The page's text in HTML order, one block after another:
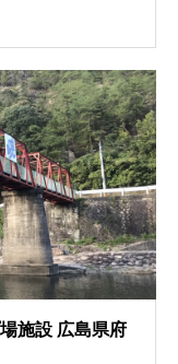
施設 広島県府